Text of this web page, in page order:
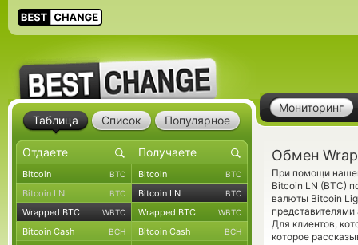
Мониторинг
Обмен
При помощи
Bitcoin LN (BTC)
валюты Bitcoin
Для клиентов,
которое
Таблица Список Популярное
Bitcoin BTC Bitcoin BTC
Bitcoin LN BTC Bitcoin LN BTC
Wrapped BTC WBTC Wrapped BTC WBTC
Bitcoin Cash BCH Bitcoin Cash BCH